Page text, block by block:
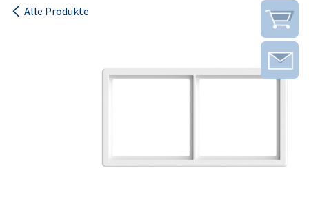
Alle Produkte